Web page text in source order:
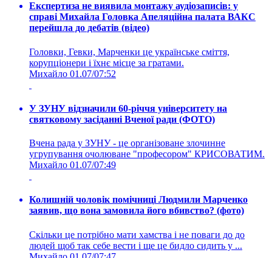
Експертиза не виявила монтажу аудіозаписів: у
справі Михайла Головка Апеляційна палата ВАКС
перейшла до дебатів (відео)
Головки, Гевки, Марченки це українське сміття,
корупціонери і їхнє місце за гратами.
Михайло 01.07/07:52
У ЗУНУ відзначили 60-річчя університету на
святковому засіданні Вченої ради (ФОТО)
Вчена рада у ЗУНУ - це організоване злочинне
угрупування очолюване "професором" КРИСОВАТИМ.
Михайло 01.07/07:49
Колишній чоловік помічниці Людмили Марченко
заявив, що вона замовила його вбивство? (фото)
Скільки це потрібно мати хамства і не поваги до до
людей щоб так себе вести і ще це бидло сидить у ...